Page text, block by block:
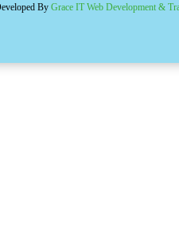
By Grace IT Web Development &